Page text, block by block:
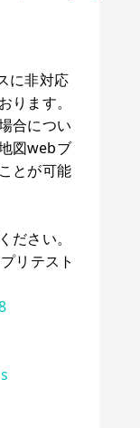
に非対応
ります。
合につい
図webブ
とが可能
ださい。
リテスト